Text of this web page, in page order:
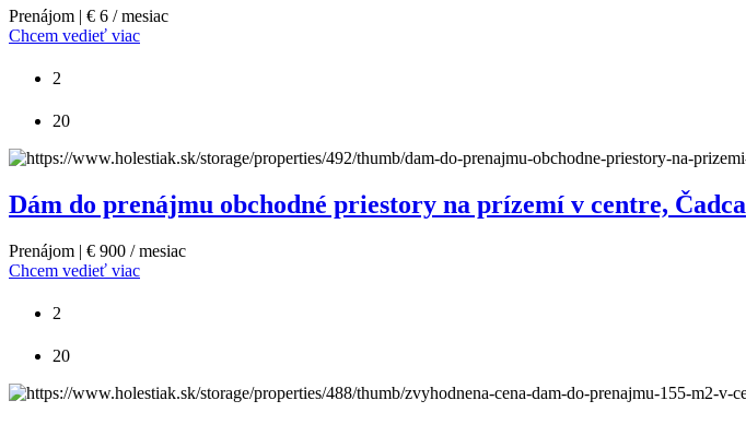
Prenájom | € 6 / mesiac
Chcem vedieť viac
2
20
Dám do prenájmu obchodné priestory na prízemí v centre, Čadca
Prenájom | € 900 / mesiac
Chcem vedieť viac
2
20